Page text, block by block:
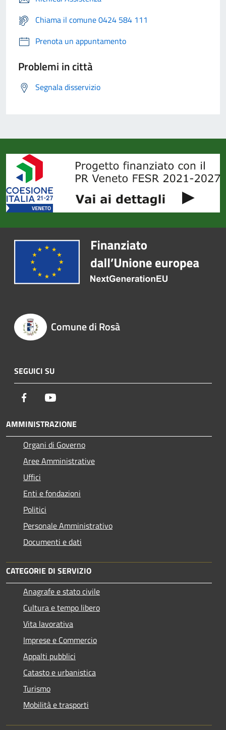
Chiama il comune 0424 584 111
Prenota un appuntamento
Problemi in città
Segnala disservizio
Comune di Rosà
SEGUICI SU
Facebook
AMMINISTRAZIONE
Organi di Governo
Aree Amministrative
Uffici
Enti e fondazioni
Politici
Personale Amministrativo
Documenti e dati
CATEGORIE DI SERVIZIO
Anagrafe e stato civile
Cultura e tempo libero
Vita lavorativa
Imprese e Commercio
Appalti pubblici
Catasto e urbanistica
Turismo
Mobilità e trasporti